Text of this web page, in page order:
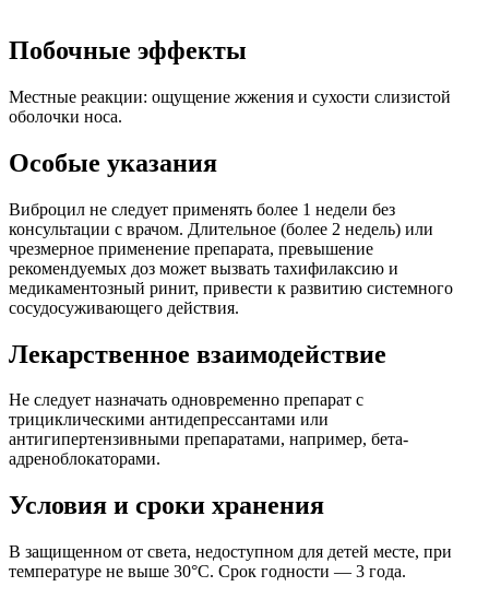
Побочные эффекты
Местные реакции: ощущение жжения и сухости слизистой
оболочки носа.
Особые указания
Виброцил не следует применять более 1 недели без
консультации с врачом. Длительное (более 2 недель) или
чрезмерное применение препарата, превышение
рекомендуемых доз может вызвать тахифилаксию и
медикаментозный ринит, привести к развитию системного
сосудосуживающего действия.
Лекарственное взаимодействие
Не следует назначать одновременно препарат с
трициклическими антидепрессантами или
антигипертензивными препаратами, например, бета-
адреноблокаторами.
Условия и сроки хранения
В защищенном от света, недоступном для детей месте, при
температуре не выше 30°C. Срок годности — 3 года.